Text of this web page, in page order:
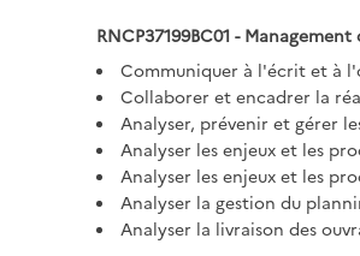
RNCP37199BC01 -
Communiquer à l'écrit et à
Collaborer et encadrer la
Analyser, prévenir et gérer
Analyser les enjeux et les
Analyser les enjeux et les
Analyser la gestion du
Analyser la livraison des